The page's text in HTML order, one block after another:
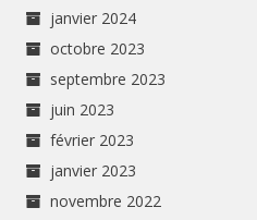
janvier 2024
octobre 2023
septembre 2023
juin 2023
février 2023
janvier 2023
novembre 2022